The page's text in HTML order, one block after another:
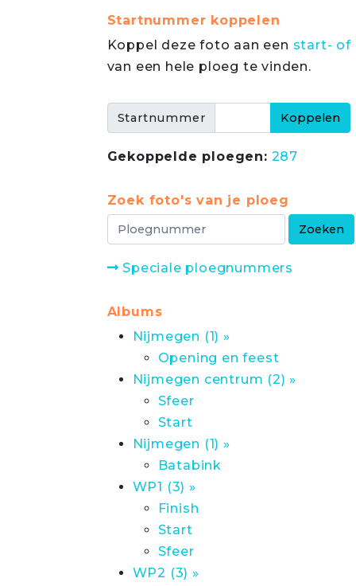
Startnummer koppelen
Koppel deze foto aan een start- of
van een hele ploeg te vinden.
Startnummer
Gekoppelde ploegen: 287
Zoek foto's van je ploeg
Speciale ploegnummers
Albums
Nijmegen (1) »
Opening en feest
Nijmegen centrum (2) »
Sfeer
Start
Nijmegen (1) »
Batabink
WP1 (3) »
Finish
Start
Sfeer
WP2 (3) »